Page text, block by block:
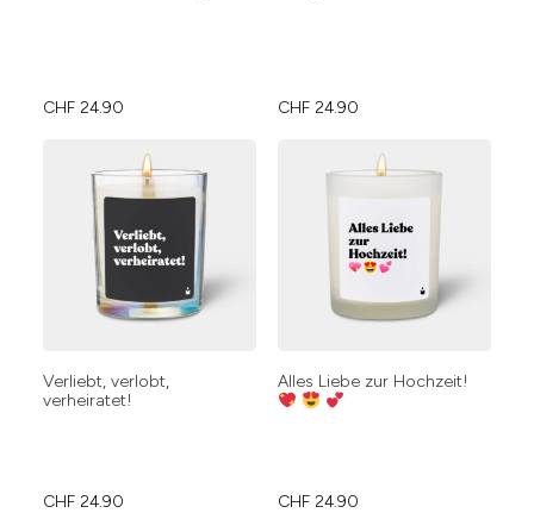
CHF 24.90 CHF 24.90
Verliebt, verlobt,
verheiratet!
CHF 24.90
Alles Liebe zur Hochzeit!
CHF 24.90